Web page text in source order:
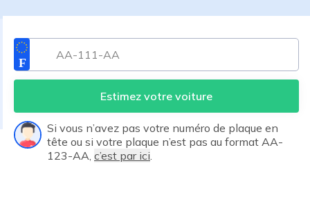
Estimez votre voiture
Si vous n’avez pas votre numéro de plaque en
tête ou si votre plaque n’est pas au format AA-
123-AA, c’est par ici